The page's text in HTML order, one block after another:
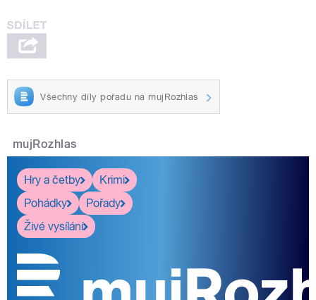
Všechny díly pořadu na mujRozhlas
mujRozhlas
Hry a četby
Krimi
Pohádky
Pořady
Živé vysílání